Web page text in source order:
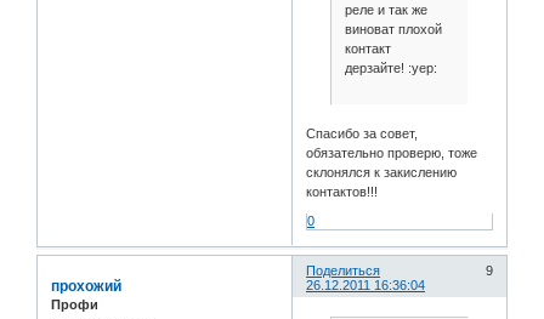
реле и так же
виноват плохой
контакт
дерзайте! :yep:
Спасибо за совет,
обязательно проверю, тоже
склонялся к закислению
контактов!!!
0
Поделиться
9
26.12.2011 16:36:04
прохожий
Профи